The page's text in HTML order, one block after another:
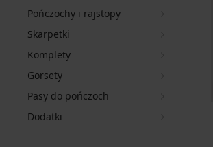
Pończochy i rajstopy
Skarpetki
Komplety
Gorsety
Pasy do pończoch
Dodatki